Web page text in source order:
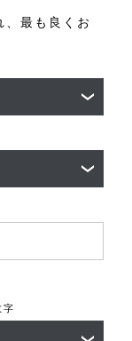
、最も良くお